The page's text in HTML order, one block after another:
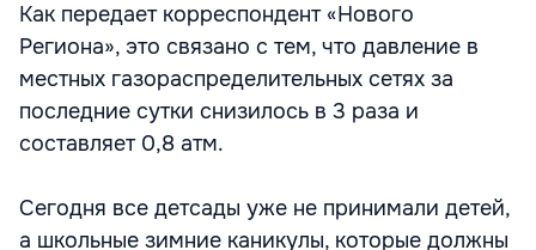
Как передает корреспондент «Нового
Региона», это связано с тем, что давление в
местных газораспределительных сетях за
последние сутки снизилось в 3 раза и
составляет 0,8 атм.
Сегодня все детсады уже не принимали детей,
а школьные зимние каникулы, которые должны